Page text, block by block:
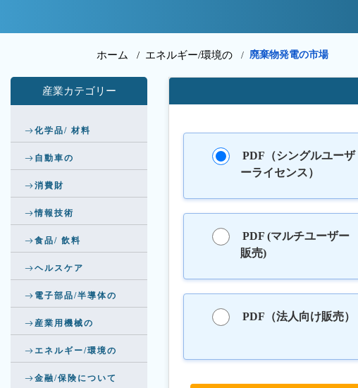
ホーム / エネルギー/環境の / 廃棄物発電の市場
産業カテゴリー
化学品/ 材料
自動車の
消費財
情報技術
食品/ 飲料
ヘルスケア
電子部品/半導体の
産業用機械の
エネルギー/環境の
金融/保険について
PDF（シングルユーザ
ーライセンス）
PDF (マルチユーザー
販売)
PDF（法人向け販売）